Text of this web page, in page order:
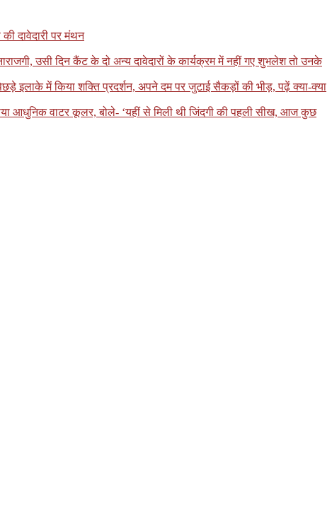
दावेदारी पर मंथन
उसी दिन कैंट के दो अन्य दावेदारों के कार्यक्रम में नहीं गए शुभलेश तो उनके
इलाके में किया शक्ति प्रदर्शन, अपने दम पर जुटाई सैकड़ों की भीड़, पढ़ें क्या-क्या
आधुनिक वाटर कूलर, बोले- ‘यहीं से मिली थी जिंदगी की पहली सीख, आज कुछ